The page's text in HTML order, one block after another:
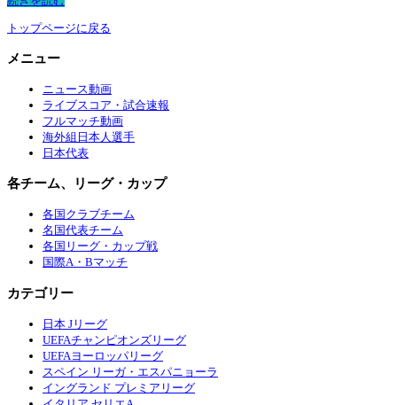
トップページに戻る
メニュー
ニュース動画
ライブスコア・試合速報
フルマッチ動画
海外組日本人選手
日本代表
各チーム、リーグ・カップ
各国クラブチーム
名国代表チーム
各国リーグ・カップ戦
国際A・Bマッチ
カテゴリー
日本 Jリーグ
UEFAチャンピオンズリーグ
UEFAヨーロッパリーグ
スペイン リーガ・エスパニョーラ
イングランド プレミアリーグ